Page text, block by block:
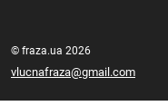
© fraza.ua 2026
vlucnafraza@gmail.com